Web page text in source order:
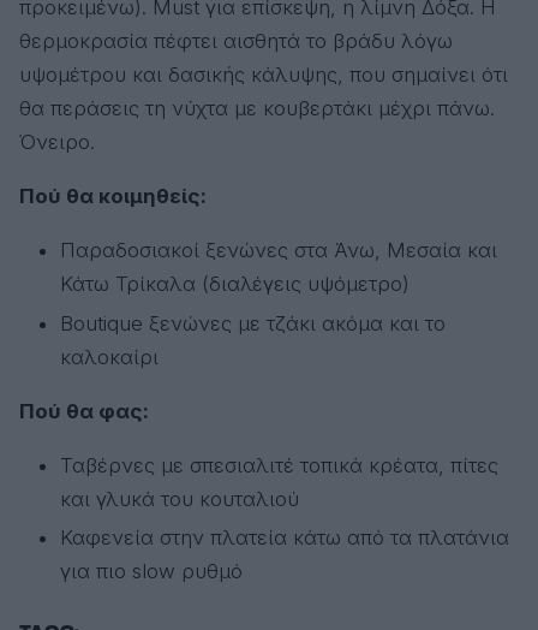
προκειμένω). Must για επίσκεψη, η λίμνη Δόξα. Η
θερμοκρασία πέφτει αισθητά το βράδυ λόγω
υψομέτρου και δασικής κάλυψης, που σημαίνει ότι
θα περάσεις τη νύχτα με κουβερτάκι μέχρι πάνω.
Όνειρο.
Πού θα κοιμηθείς:
Παραδοσιακοί ξενώνες στα Άνω, Μεσαία και
Κάτω Τρίκαλα (διαλέγεις υψόμετρο)
Boutique ξενώνες με τζάκι ακόμα και το
καλοκαίρι
Πού θα φας:
Ταβέρνες με σπεσιαλιτέ τοπικά κρέατα, πίτες
και γλυκά του κουταλιού
Καφενεία στην πλατεία κάτω από τα πλατάνια
για πιο slow ρυθμό